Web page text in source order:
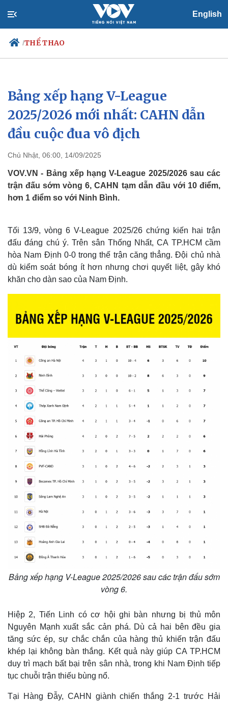
English
/THỂ THAO
Chính trị
Đảng
Tổ chức nhân sự
Quốc hội
Nhận diện sự thật
Xã hội
Tin 24h
Dự báo thời tiết
Giáo dục
Dấu ấn VOV
Bảng xếp hạng V-League
2025/2026 mới nhất: CAHN dẫn
đầu cuộc đua vô địch
Chủ Nhật, 06:00, 14/09/2025
VOV.VN - Bảng xếp hạng V-League 2025/2026 sau các
trận đấu sớm vòng 6, CAHN tạm dẫn đầu với 10 điểm,
hơn 1 điểm so với Ninh Bình.
Tối 13/9, vòng 6 V-League 2025/26 chứng kiến hai trận
đấu đáng chú ý. Trên sân Thống Nhất, CA TP.HCM cầm
hòa Nam Định 0-0 trong thế trận căng thẳng. Đội chủ nhà
dù kiểm soát bóng ít hơn nhưng chơi quyết liệt, gây khó
khăn cho dàn sao của Nam Định.
Bảng xếp hạng V-League 2025/2026 sau các trận đấu sớm
vòng 6.
Hiệp 2, Tiến Linh có cơ hội ghi bàn nhưng bị thủ môn
Nguyên Mạnh xuất sắc cản phá. Dù cả hai bên đều gia
tăng sức ép, sự chắc chắn của hàng thủ khiến trận đấu
khép lại không bàn thắng. Kết quả này giúp CA TP.HCM
duy trì mạch bất bại trên sân nhà, trong khi Nam Định tiếp
tục chuỗi trận thiếu bùng nổ.
Tại Hàng Đẫy, CAHN giành chiến thắng 2-1 trước Hải